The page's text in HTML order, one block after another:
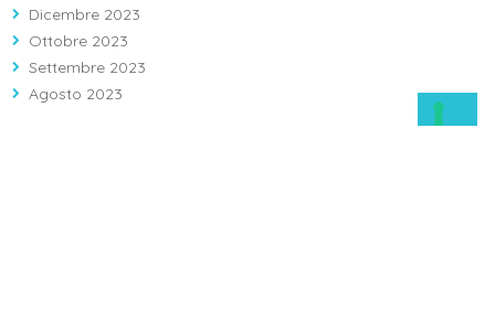
Dicembre 2023
Ottobre 2023
Settembre 2023
Agosto 2023